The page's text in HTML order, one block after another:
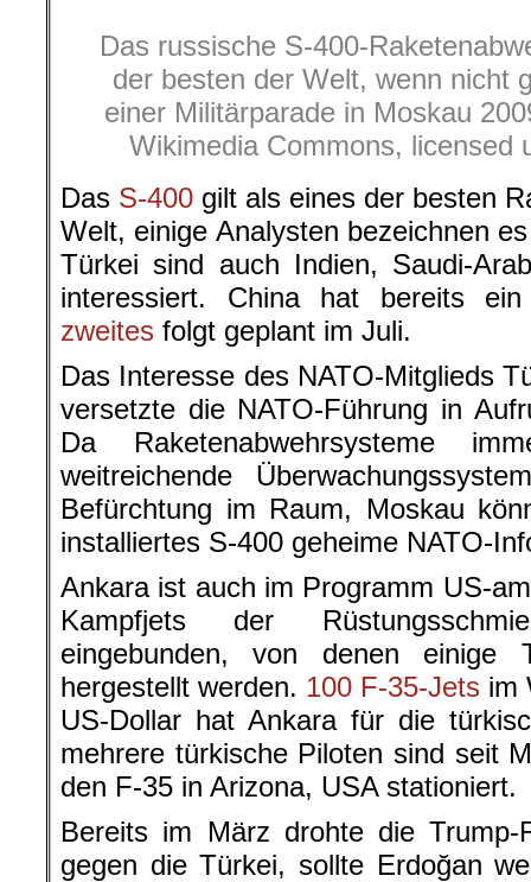
Das russische S-400-
der besten der Welt, wenn nicht
einer Militärparade in Moskau
Wikimedia Commons, licensed
Das S-400 gilt als eines der besten
Welt, einige Analysten bezeichnen
Türkei sind auch Indien, Saudi-
interessiert. China hat bereits
zweites folgt geplant im Juli.
Das Interesse des NATO-Mitglieds
versetzte die NATO-Führung in
Da Raketenabwehrsysteme
weitreichende
Befürchtung im Raum, Moskau
installiertes S-400 geheime NATO-
Ankara ist auch im Programm US-
Kampfjets der
eingebunden, von denen
hergestellt werden. 100 F-35-Jets im
US-Dollar hat Ankara für die
mehrere türkische Piloten sind seit
den F-35 in Arizona, USA stationiert.
Bereits im März drohte die Trump-
gegen die Türkei, sollte Erdoğan